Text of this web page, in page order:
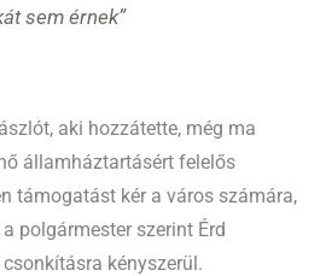
sem érnek”
aki hozzátette, még ma
államháztartásért felelős
támogatást kér a város számára,
polgármester szerint Érd
kényszerül.